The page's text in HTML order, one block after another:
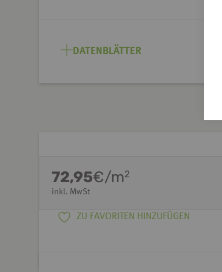
DATENBLÄTTER
72,95€/m2
inkl. MwSt
ZU FAVORITEN HINZUFÜGEN